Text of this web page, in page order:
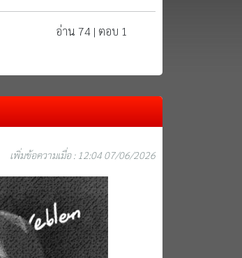
อ่าน 74 | ตอบ 1
เพิ่มข้อความเมื่อ : 12:04 07/06/2026